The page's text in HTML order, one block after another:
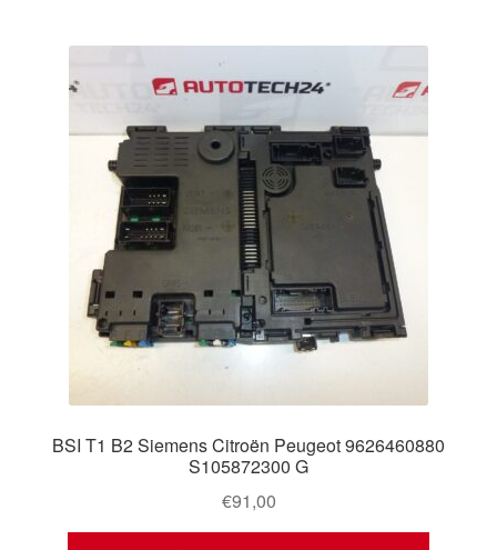
BSI T1 B2 Siemens Citroën Peugeot 9626460880
S105872300 G
€91,00